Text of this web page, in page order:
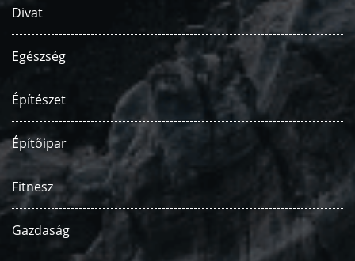
Divat
Egészség
Építészet
Építőipar
Fitnesz
Gazdaság